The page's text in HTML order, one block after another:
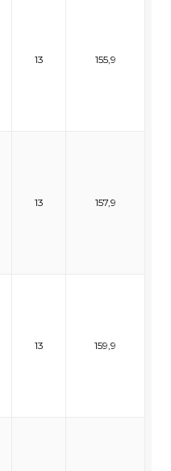
13 155,9
13 157,9
13 159,9